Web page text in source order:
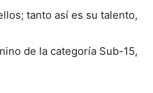
tanto así es su talento,
de la categoría Sub-15,